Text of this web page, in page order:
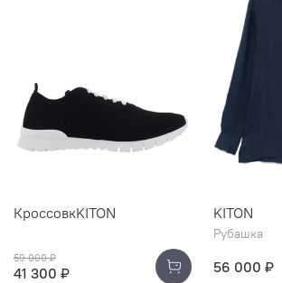
КроссовкKITON
59 000 ₽
41 300 ₽
KITON
Рубашка
56 000 ₽